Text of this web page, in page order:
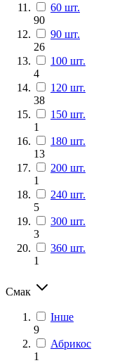
60 шт.
90
90 шт.
26
100 шт.
4
120 шт.
38
150 шт.
1
180 шт.
13
200 шт.
1
240 шт.
5
300 шт.
3
360 шт.
1
Смак
Інше
9
Абрикос
1